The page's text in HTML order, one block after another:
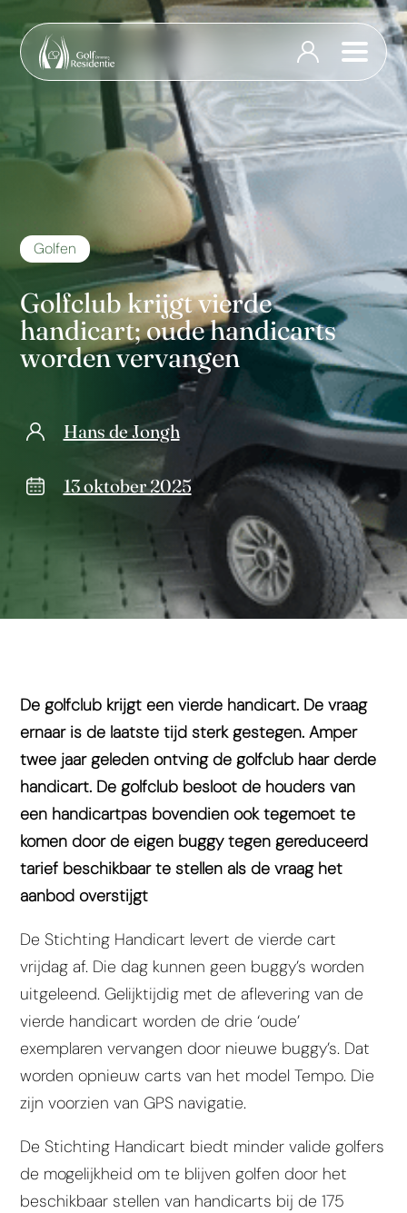
Golfen
Golfclub krijgt vierde
handicart; oude handicarts
worden vervangen
Hans de Jongh
13 oktober 2025
De golfclub krijgt een vierde handicart. De vraag
ernaar is de laatste tijd sterk gestegen. Amper
twee jaar geleden ontving de golfclub haar derde
handicart. De golfclub besloot de houders van
een handicartpas bovendien ook tegemoet te
komen door de eigen buggy tegen gereduceerd
tarief beschikbaar te stellen als de vraag het
aanbod overstijgt
De Stichting Handicart levert de vierde cart
vrijdag af. Die dag kunnen geen buggy’s worden
uitgeleend. Gelijktijdig met de aflevering van de
vierde handicart worden de drie ‘oude’
exemplaren vervangen door nieuwe buggy’s. Dat
worden opnieuw carts van het model Tempo. Die
zijn voorzien van GPS navigatie.
De Stichting Handicart biedt minder valide golfers
de mogelijkheid om te blijven golfen door het
beschikbaar stellen van handicarts bij de 175